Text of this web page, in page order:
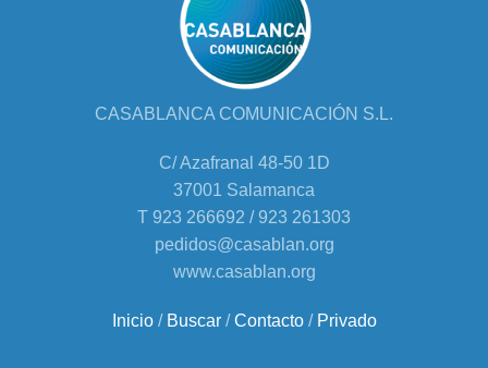
CASABLANCA COMUNICACIÓN S.L.
C/ Azafranal 48-50 1D
37001 Salamanca
T 923 266692 / 923 261303
pedidos@casablan.org
www.casablan.org
Inicio/ Buscar/Contacto/ Privado